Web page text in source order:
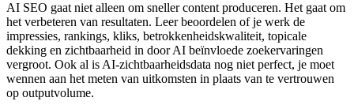
AI SEO gaat niet alleen om sneller content produceren. Het gaat om
het verbeteren van resultaten. Leer beoordelen of je werk de
impressies, rankings, kliks, betrokkenheidskwaliteit, topicale
dekking en zichtbaarheid in door AI beïnvloede zoekervaringen
vergroot. Ook al is AI-zichtbaarheidsdata nog niet perfect, je moet
wennen aan het meten van uitkomsten in plaats van te vertrouwen
op outputvolume.